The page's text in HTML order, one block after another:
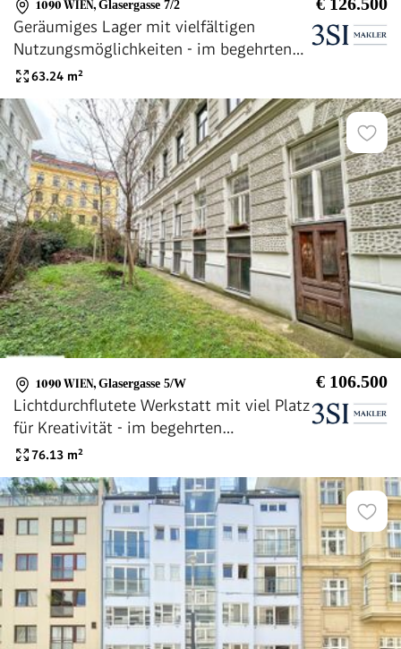
1090 WIEN, Glasergasse 7/2
Geräumiges Lager mit vielfältigen
Nutzungsmöglichkeiten - im begehrten
Servitenviertel
63.24 m²
1090 WIEN, Glasergasse 5/W € 106.500
Lichtdurchflutete Werkstatt mit viel Platz
für Kreativität - im begehrten
Servitenviertel
76.13 m²